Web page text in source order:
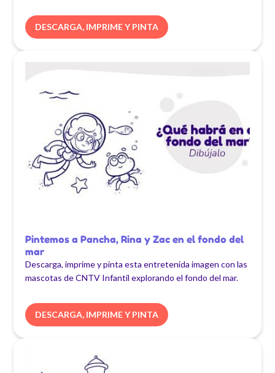
DESCARGA, IMPRIME Y PINTA
Pintemos a Pancha, Rina y Zac en el fondo del
mar
Descarga, imprime y pinta esta entretenida imagen con las
mascotas de CNTV Infantil explorando el fondo del mar.
DESCARGA, IMPRIME Y PINTA